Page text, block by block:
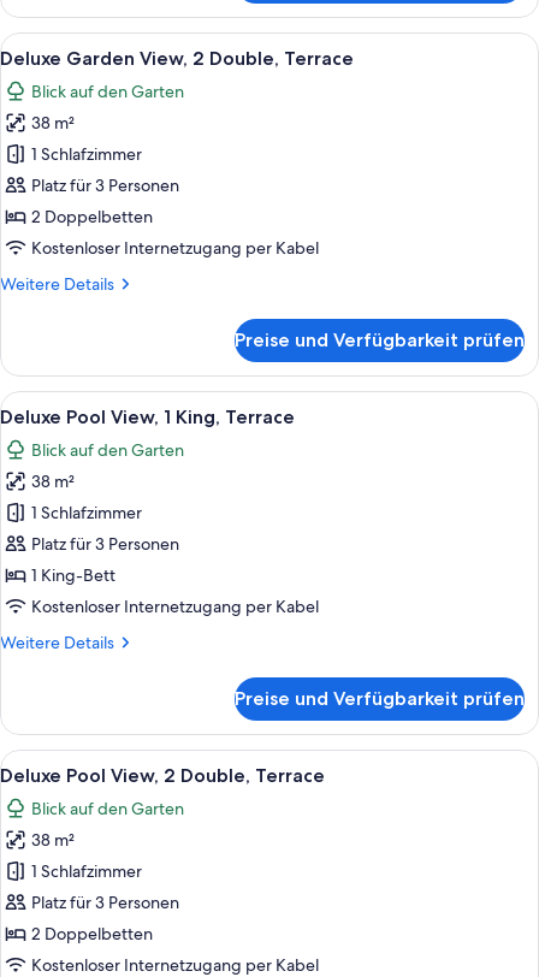
Garden
View,
1
King,
Terrace
Alle
Fotos
für
Deluxe
Garden
View,
2
Double,
anzeigen
Ein Hotelzimmer mit zwei Betten,
7
Deluxe Garden View, 2 Double, Terrace
Blick auf den Garten
38 m²
1 Schlafzimmer
Platz für 3 Personen
2 Doppelbetten
Kostenloser Internetzugang per Kabel
Weitere Details
Weitere
Garden
View,
2
Double,
Terrace
Preise und Verfügbarkeit prüfen
Alle
Fotos
für
Deluxe
Pool
View,
1
King,
anzeigen
Ein modernes Hotelzimmer mit
10
Deluxe Pool View, 1 King, Terrace
Blick auf den Garten
38 m²
1 Schlafzimmer
Platz für 3 Personen
1 King-Bett
Kostenloser Internetzugang per Kabel
Weitere Details
Weitere
Pool
View,
1
King,
Terrace
Preise und Verfügbarkeit prüfen
Alle
Fotos
für
Deluxe
Pool
View,
2
Double,
Ein Hotelzimmer mit zwei Betten,
8
Deluxe Pool View, 2 Double, Terrace
Blick auf den Garten
38 m²
1 Schlafzimmer
Platz für 3 Personen
2 Doppelbetten
Kostenloser Internetzugang per Kabel